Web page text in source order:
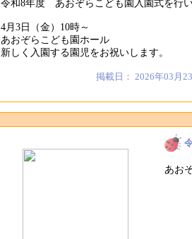
令和8年度 あおぞらこども園入園式を行
4月3日（金）10時～
あおぞらこども園ホール
新しく入園する園児をお祝いします。
掲載日： 2026年03月
あお